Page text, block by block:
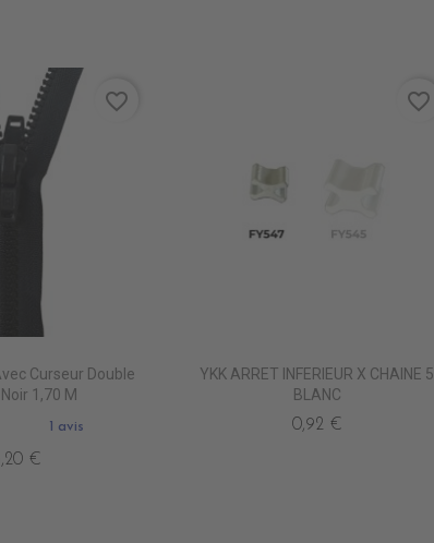
Curseur Double
1,70 M
1 avis
€
favorite_border
YKK ARRET INFERIEUR X CHAINE 5
BLANC
0,92 €
favorite_border